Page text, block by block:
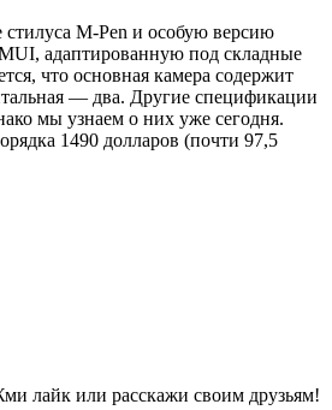
M-Pen и особую версию
адаптированную под складные
что основная камера содержит
— два. Другие спецификации
мы узнаем о них уже сегодня.
1490 долларов (почти 97,5
лайк или расскажи своим друзьям!